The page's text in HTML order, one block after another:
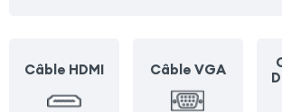
Câble HDMI Câble VGA